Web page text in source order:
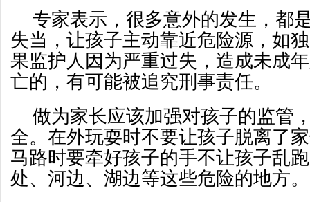
专家表示，很多意外的发生，都
失当，让孩子主动靠近危险源，如
果监护人因为严重过失，造成未成
亡的，有可能被追究刑事责任。
做为家长应该加强对孩子的监管
全。在外玩耍时不要让孩子脱离了
马路时要牵好孩子的手不让孩子乱
处、河边、湖边等这些危险的地方。